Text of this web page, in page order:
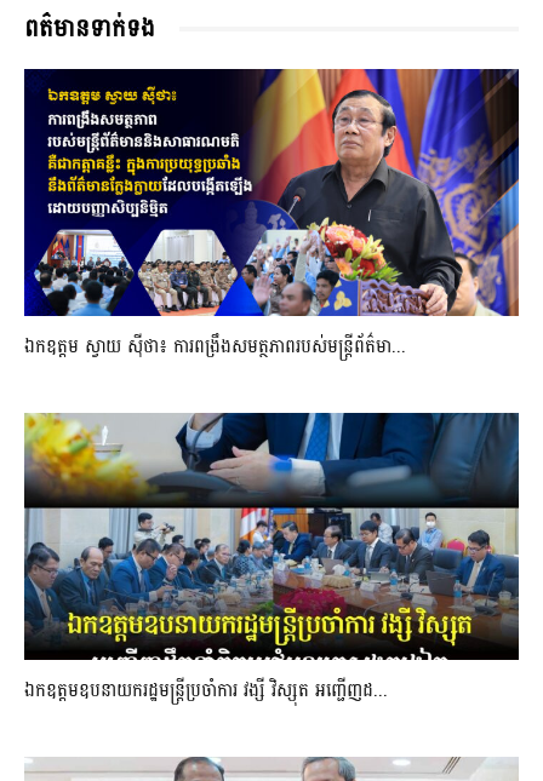
ពត៌មានទាក់ទង
ឯកឧត្តម ស្វាយ ស៊ីថា៖ ការពង្រឹងសមត្ថភាពរបស់មន្ត្រីព័ត៌មា...
ឯកឧត្តមឧបនាយករដ្ឋមន្រ្តីប្រចាំការ វង្សី វិស្សុត អញ្ជើញដ...